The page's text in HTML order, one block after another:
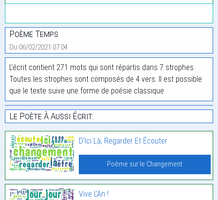
Poème Temps
Du 06/02/2021 07:04
L'écrit contient 271 mots qui sont répartis dans 7 strophes.
Toutes les strophes sont composés de 4 vers. Il est possible
que le texte suive une forme de poésie classique.
Le Poète À Aussi Écrit:
D’Ici Là, Regarder Et Écouter
Poème sur le Changement
Vive L’An !